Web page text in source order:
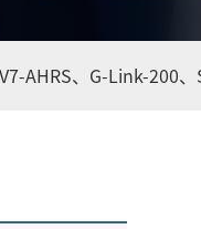
AHRS、 G-Link-200、